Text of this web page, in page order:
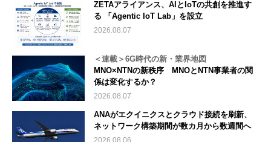
ZETAアライアンス、AIとIoTの共創を推進す
る 「Agentic IoT Lab」を設立
2026.08.07
＜連載＞6G時代の新・業界地図
MNO×NTNの新秩序 MNOとNTN事業者の関
係は変化するか？
2026.08.07
ANAがエクイニクスとクラウド接続を刷新、
ネットワーク構築期間が数カ月から数週間へ
2026.08.06